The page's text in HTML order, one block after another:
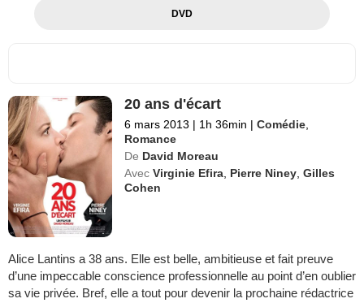
DVD
20 ans d'écart
6 mars 2013 | 1h 36min | Comédie,
Romance
De David Moreau
Avec Virginie Efira, Pierre Niney,Gilles
Cohen
Alice Lantins a 38 ans. Elle est belle, ambitieuse et fait preuve
d’une impeccable conscience professionnelle au point d’en oublier
sa vie privée. Bref, elle a tout pour devenir la prochaine rédactrice